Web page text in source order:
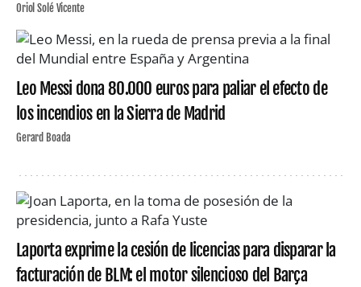
Oriol Solé Vicente
Leo Messi dona 80.000 euros para paliar el efecto de
los incendios en la Sierra de Madrid
Gerard Boada
Laporta exprime la cesión de licencias para disparar la
facturación de BLM: el motor silencioso del Barça